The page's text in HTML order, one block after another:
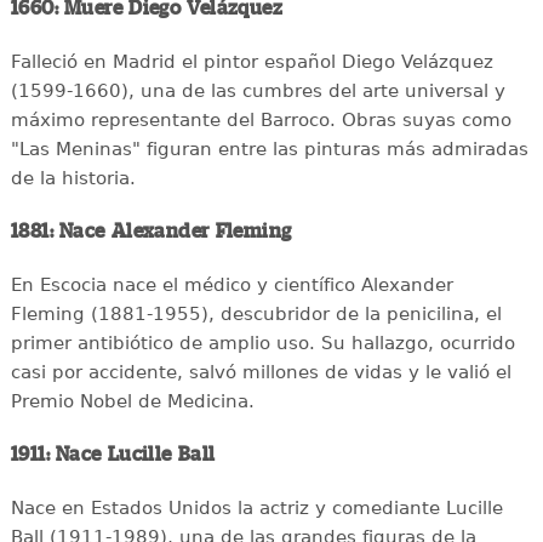
1660: Muere Diego Velázquez
Falleció en Madrid el pintor español Diego Velázquez
(1599-1660), una de las cumbres del arte universal y
máximo representante del Barroco. Obras suyas como
"Las Meninas" figuran entre las pinturas más admiradas
de la historia.
1881: Nace Alexander Fleming
En Escocia nace el médico y científico Alexander
Fleming (1881-1955), descubridor de la penicilina, el
primer antibiótico de amplio uso. Su hallazgo, ocurrido
casi por accidente, salvó millones de vidas y le valió el
Premio Nobel de Medicina.
1911: Nace Lucille Ball
Nace en Estados Unidos la actriz y comediante Lucille
Ball (1911-1989), una de las grandes figuras de la